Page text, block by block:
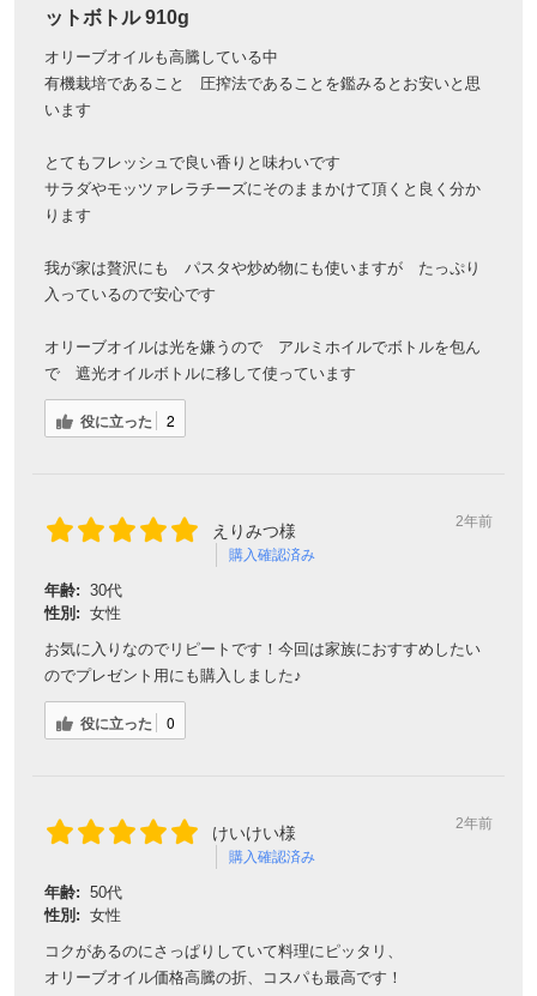
ットボトル 910g
オリーブオイルも高騰している中
有機栽培であること 圧搾法であることを鑑みるとお安いと思
います
とてもフレッシュで良い香りと味わいです
サラダやモッツァレラチーズにそのままかけて頂くと良く分か
ります
我が家は贅沢にも パスタや炒め物にも使いますが たっぷり
入っているので安心です
オリーブオイルは光を嫌うので アルミホイルでボトルを包ん
で 遮光オイルボトルに移して使っています
役に立った 2
えりみつ様
購入確認済み
2年前
年齢: 30代
性別: 女性
お気に入りなのでリピートです！今回は家族におすすめしたい
のでプレゼント用にも購入しました♪
役に立った 0
けいけい様
購入確認済み
2年前
年齢: 50代
性別: 女性
コクがあるのにさっぱりしていて料理にピッタリ、
オリーブオイル価格高騰の折、コスパも最高です！